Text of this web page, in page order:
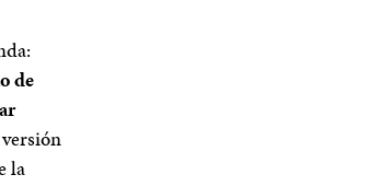
de
la